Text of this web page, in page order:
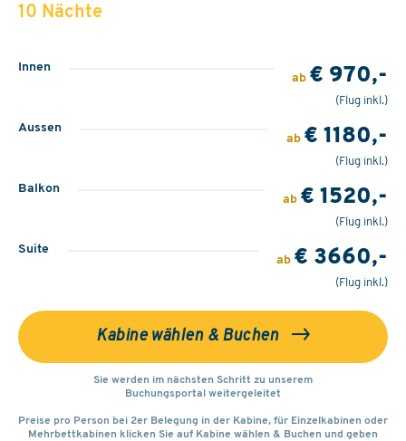
10 Nächte
Innen
ab € 970,-
(Flug inkl.)
Aussen
ab € 1180,-
(Flug inkl.)
Balkon
ab € 1520,-
(Flug inkl.)
Suite
ab € 3660,-
(Flug inkl.)
Kabine wählen & Buchen
Sie werden im nächsten Schritt zu unserem
Buchungsportal weitergeleitet
Preise pro Person bei 2er Belegung in der Kabine, für Einzelkabinen oder
Mehrbettkabinen klicken Sie auf Kabine wählen & Buchen und geben